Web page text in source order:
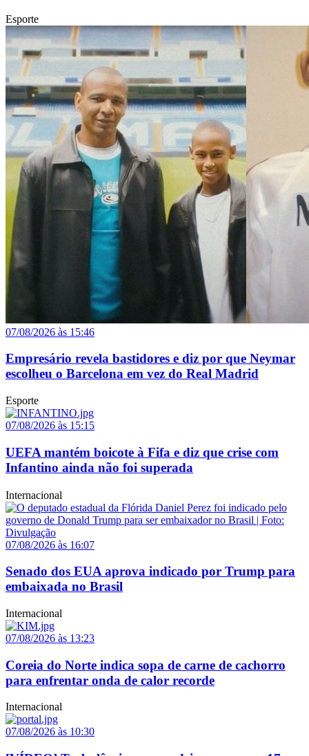
Esporte
07/08/2026 às 15:46
Empresário revela bastidores e diz por que Neymar
escolheu o Barcelona em vez do Real Madrid
Esporte
07/08/2026 às 15:15
UEFA mantém boicote à Fifa e diz que crise com
Infantino ainda não foi superada
Internacional
07/08/2026 às 16:07
Senado dos EUA aprova indicado por Trump para
embaixada no Brasil
Internacional
07/08/2026 às 13:23
Coreia do Norte indica sopa de carne de cachorro
para enfrentar onda de calor recorde
Internacional
07/08/2026 às 10:30